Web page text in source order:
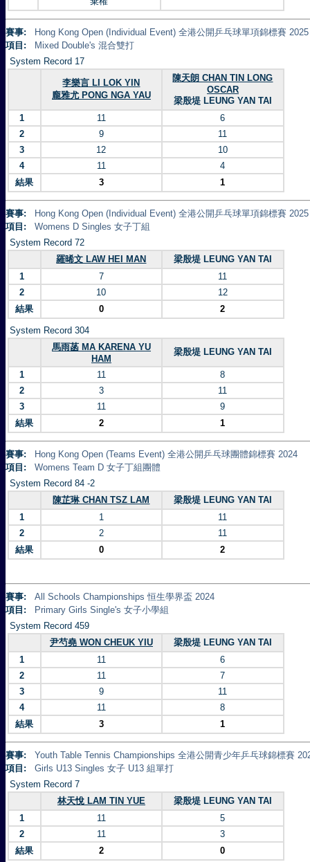
賽事:
Hong Kong Open (Individual Event) 全港公開乒乓球單項錦標賽 2025
項目:
Mixed Double's 混合雙打
System Record 17
李樂言 LI LOK YIN
龐雅尤 PONG NGA YAU
陳天朗 CHAN TIN LONG
OSCAR
梁殷堤 LEUNG YAN TAI
1
11
6
2
9
11
3
12
10
4
11
4
結果
3 1
賽事:
Hong Kong Open (Individual Event) 全港公開乒乓球單項錦標賽 2025
項目:
Womens D Singles 女子丁組
System Record 72
羅晞文 LAW HEI MAN
梁殷堤 LEUNG YAN TAI
1
7
11
2
10
12
結果
0 2
System Record 304
馬雨菡 MA KARENA YU
HAM
梁殷堤 LEUNG YAN TAI
1 11
8
2
3
11
3
11
9
結果
2 1
賽事:
Hong Kong Open (Teams Event) 全港公開乒乓球團體錦標賽 2024
項目:
Womens Team D 女子丁組團體
System Record 84 -2
陳芷琳 CHAN TSZ LAM
梁殷堤 LEUNG YAN TAI
1
1
11
2
2
11
結果
0 2
賽事:
All Schools Championships 恒生學界盃 2024
項目:
Primary Girls Single's 女子小學組
System Record 459
尹芍堯 WON CHEUK YIU
梁殷堤 LEUNG YAN TAI
1
11
6
2
11
7
3
9
11
4
11
8
結果
3 1
賽事:
Youth Table Tennis Championships 全港公開青少年乒乓球錦標賽
項目:
Girls U13 Singles 女子 U13 組單打
System Record 7
林天悅 LAM TIN YUE
梁殷堤 LEUNG YAN TAI
1
11
5
2
11
3
結果
2 0